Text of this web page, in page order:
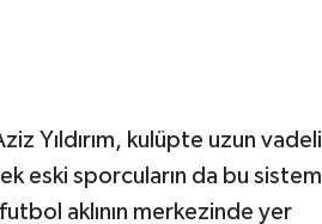
Yıldırım, kulüpte uzun vadeli
eski sporcuların da bu sistem
aklının merkezinde yer